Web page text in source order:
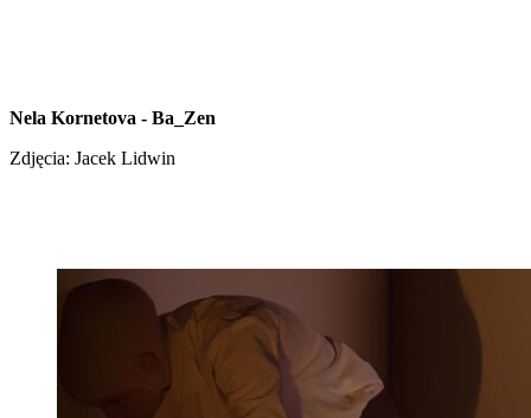
Nela Kornetova - Ba_Zen
Zdjęcia: Jacek Lidwin